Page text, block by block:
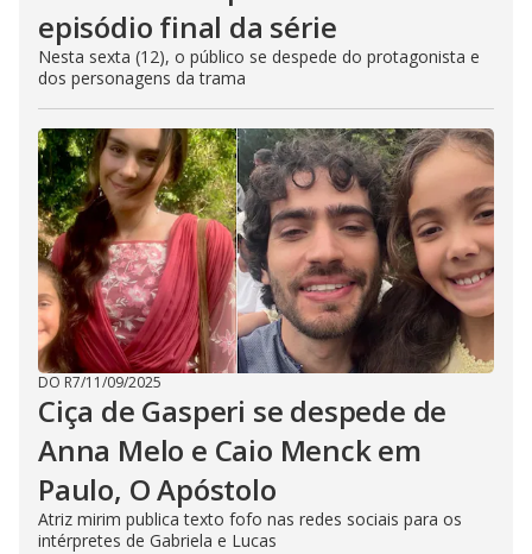
episódio final da série
Nesta sexta (12), o público se despede do protagonista e
dos personagens da trama
DO R7/11/09/2025
Ciça de Gasperi se despede de
Anna Melo e Caio Menck em
Paulo, O Apóstolo
Atriz mirim publica texto fofo nas redes sociais para os
intérpretes de Gabriela e Lucas